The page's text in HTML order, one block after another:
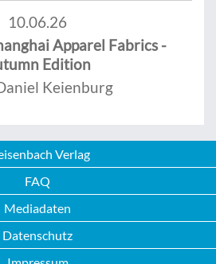
10.06.26
Apparel Fabrics -
Edition
Keienburg
Verlag
FAQ
Mediadaten
Datenschutz